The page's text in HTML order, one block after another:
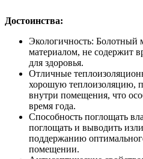
Достоинства:
Экологичность: Болотный
материалом, не содержит
для здоровья.
Отличные
хорошую теплоизоляцию,
внутри помещения, что
время года.
Способность поглощать
поглощать и выводить
поддержанию
помещении.